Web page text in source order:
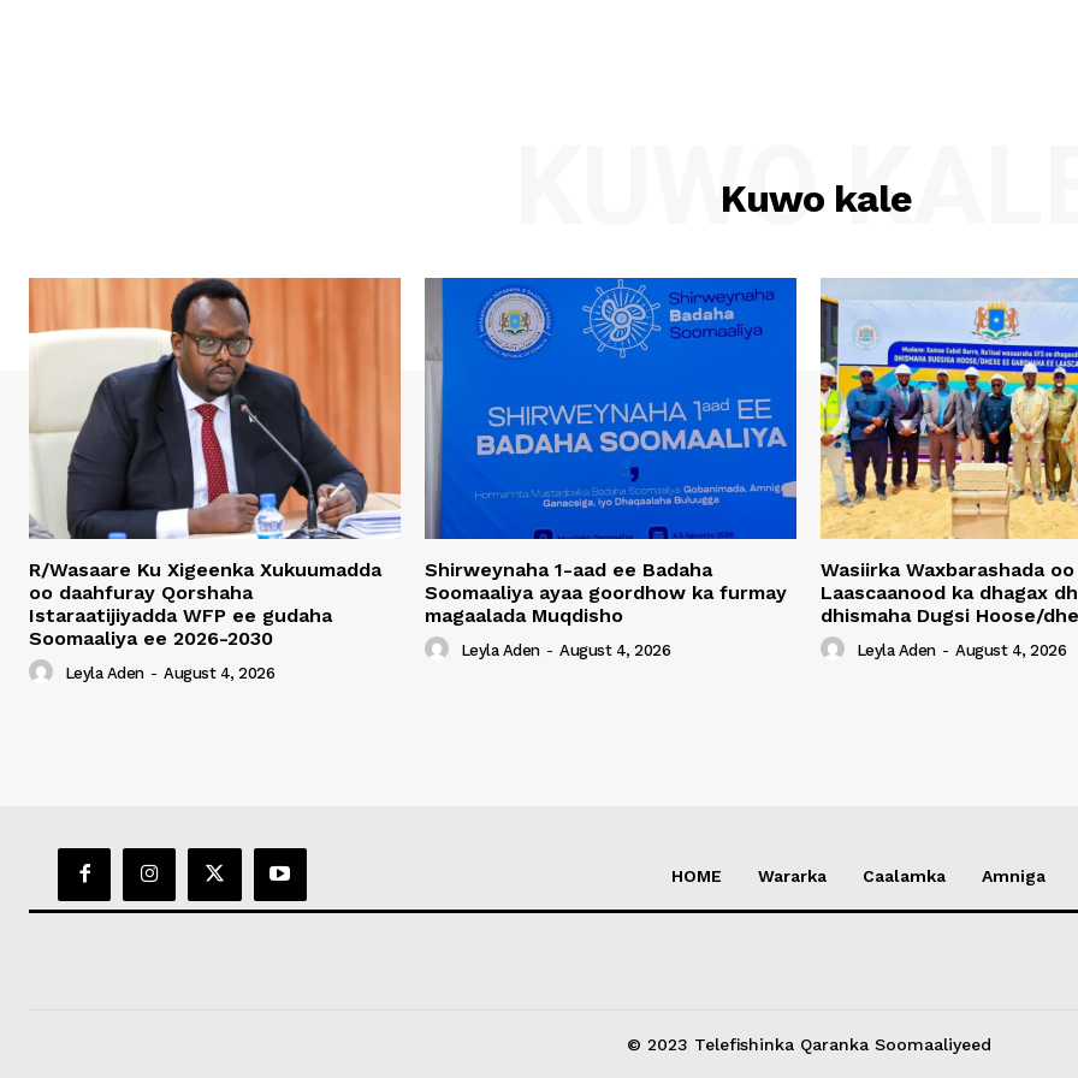
Kuwo kale
KUWO
R/Wasaare Ku Xigeenka Xukuumadda
oo daahfuray Qorshaha
Istaraatijiyadda WFP ee gudaha
Soomaaliya ee 2026-2030
Leyla Aden - August 4, 2026
Shirweynaha 1-aad ee Badaha
Soomaaliya ayaa goordhow ka furmay
magaalada Muqdisho
Leyla Aden - August 4, 2026
Wasiirka Waxbarashada
Laascaanood ka dhagax
dhismaha Dugsi Hoose/
Leyla Aden - August 4, 2026
HOME Wararka Caalamka Amniga
© 2023 Telefishinka Qaranka Soomaaliyeed